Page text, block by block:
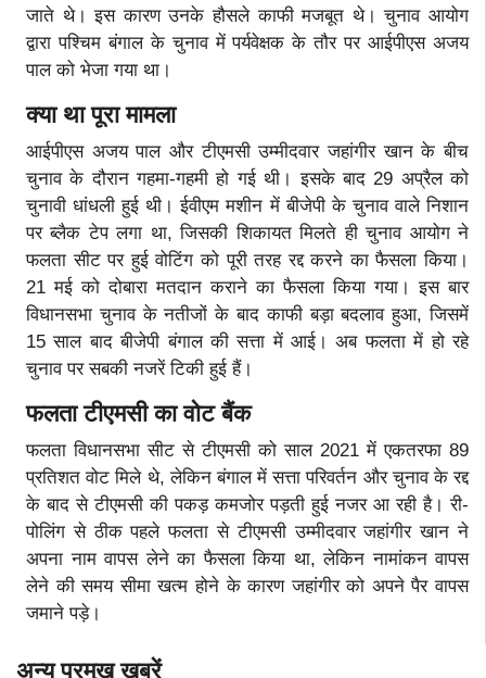
जाते थे। इस कारण उनके हौसले काफी मजबूत थे। चुनाव आयोग
द्वारा पश्चिम बंगाल के चुनाव में पर्यवेक्षक के तौर पर आईपीएस अजय
पाल को भेजा गया था।
क्या था पूरा मामला
आईपीएस अजय पाल और टीएमसी उम्मीदवार जहांगीर खान के बीच
चुनाव के दौरान गहमा-गहमी हो गई थी। इसके बाद 29 अप्रैल को
चुनावी धांधली हुई थी। ईवीएम मशीन में बीजेपी के चुनाव वाले निशान
पर ब्लैक टेप लगा था, जिसकी शिकायत मिलते ही चुनाव आयोग ने
फलता सीट पर हुई वोटिंग को पूरी तरह रद्द करने का फैसला किया।
21 मई को दोबारा मतदान कराने का फैसला किया गया। इस बार
विधानसभा चुनाव के नतीजों के बाद काफी बड़ा बदलाव हुआ, जिसमें
15 साल बाद बीजेपी बंगाल की सत्ता में आई। अब फलता में हो रहे
चुनाव पर सबकी नजरें टिकी हुई हैं।
फलता टीएमसी का वोट बैंक
फलता विधानसभा सीट से टीएमसी को साल 2021 में एकतरफा 89
प्रतिशत वोट मिले थे, लेकिन बंगाल में सत्ता परिवर्तन और चुनाव के रद्द
के बाद से टीएमसी की पकड़ कमजोर पड़ती हुई नजर आ रही है। री-
पोलिंग से ठीक पहले फलता से टीएमसी उम्मीदवार जहांगीर खान ने
अपना नाम वापस लेने का फैसला किया था, लेकिन नामांकन वापस
लेने की समय सीमा खत्म होने के कारण जहांगीर को अपने पैर वापस
जमाने पड़े।
अन्य प्रमुख खबरें